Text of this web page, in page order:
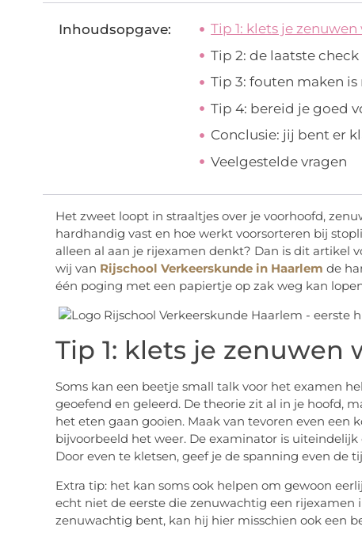
Inhoudsopgave:
Tip 1: klets je zenuwen
Tip 2: de laatste check
Tip 3: fouten maken
Tip 4: bereid je goed
Conclusie: jij bent er
Veelgestelde vragen
Het zweet loopt in straaltjes over je voorhoofd,
hardhandig vast en hoe werkt voorsorteren bij
alleen al aan je rijexamen denkt? Dan is dit artikel
wij van Rijschool Verkeerskunde in Haarlem de
één poging met een papiertje op zak weg kan
Tip 1: klets je zenuwen
Soms kan een beetje small talk voor het examen
geoefend en geleerd. De theorie zit al in je hoofd,
het eten gaan gooien. Maak van tevoren even een
bijvoorbeeld het weer. De examinator is
Door even te kletsen, geef je de spanning even de
Extra tip: het kan soms ook helpen om gewoon
echt niet de eerste die zenuwachtig een
zenuwachtig bent, kan hij hier misschien ook een